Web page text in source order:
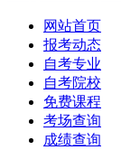
网站首页
报考动态
自考专业
自考院校
免费课程
考场查询
成绩查询